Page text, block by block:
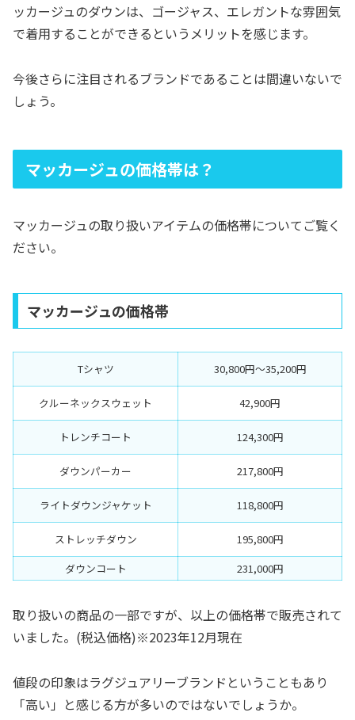
ッカージュのダウンは、ゴージャス、エレガントな雰囲気
で着用することができるというメリットを感じます。
今後さらに注目されるブランドであることは間違いないで
しょう。
マッカージュの価格帯は？
マッカージュの取り扱いアイテムの価格帯についてご覧く
ださい。
マッカージュの価格帯
Tシャツ 30,800円〜35,200円
クルーネックスウェット 42,900円
トレンチコート 124,300円
ダウンパーカー 217,800円
ライトダウンジャケット 118,800円
ストレッチダウン
195,800円
ダウンコート
231,000円
取り扱いの商品の一部ですが、以上の価格帯で販売されて
いました。(税込価格)※2023年12月現在
値段の印象はラグジュアリーブランドということもあり
「高い」と感じる方が多いのではないでしょうか。